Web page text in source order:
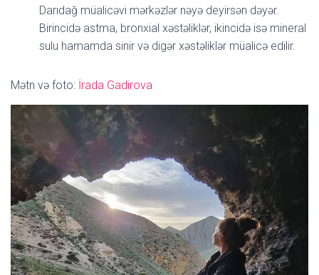
Darıdağ müalicəvi mərkəzlər nəyə deyirsən dəyər.
Birincidə astma, bronxial xəstəliklər, ikincidə isə mineral
sulu hamamda sinir və digər xəstəliklər müalicə edilir.
Mətn və foto: İrada Gadirova